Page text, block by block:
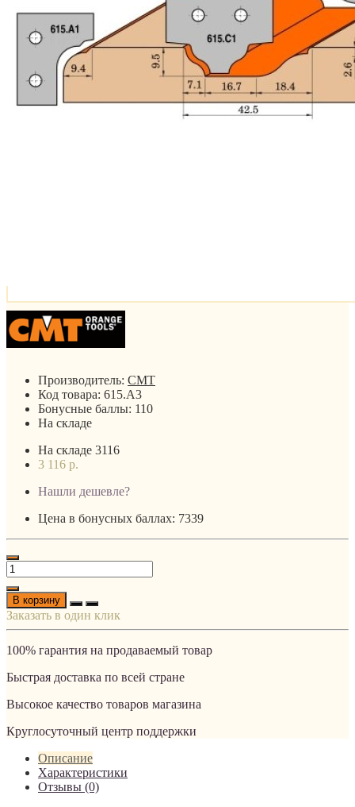
Производитель: CMT
Код товара: 615.A3
Бонусные баллы: 110
На складе
На складе 3116
3 116 р.
Нашли дешевле?
Цена в бонусных баллах: 7339
В корзину
Заказать в один клик
100% гарантия на продаваемый товар
Быстрая доставка по всей стране
Высокое качество товаров магазина
Круглосуточный центр поддержки
Описание
Характеристики
Отзывы (0)